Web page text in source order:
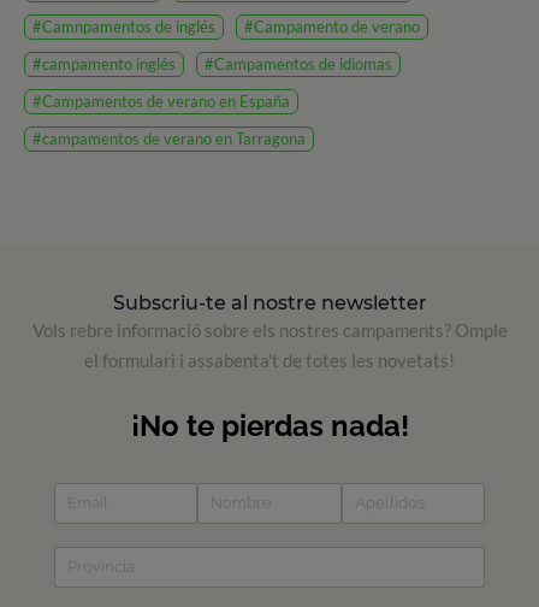
#Camnpamentos de inglés
#Campamento de verano
#campamento inglés
#Campamentos de idiomas
#Campamentos de verano en España
#campamentos de verano en Tarragona
Subscriu-te al nostre newsletter
Vols rebre informació sobre els nostres campaments? Omple
el formulari i assabenta't de totes les novetats!